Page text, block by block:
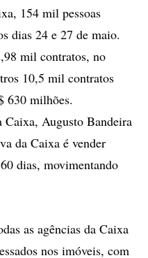
154 mil pessoas
dias 24 e 27 de maio.
mil contratos, no
10,5 mil contratos
630 milhões.
Caixa, Augusto Bandeira
da Caixa é vender
dias, movimentando
as agências da Caixa
nos imóveis, com